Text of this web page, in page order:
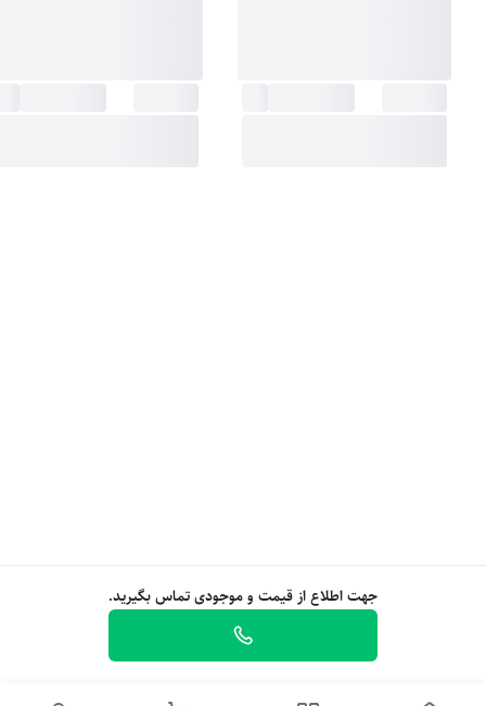
جهت اطلاع از قیمت و موجودی تماس بگیرید.